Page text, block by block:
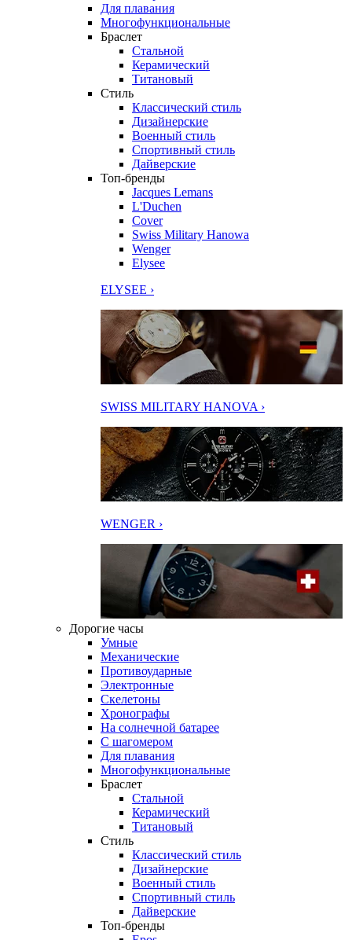
Для плавания
Многофункциональные
Браслет
Стальной
Керамический
Титановый
Стиль
Классический стиль
Дизайнерские
Военный стиль
Спортивный стиль
Дайверские
Топ-бренды
Jacques Lemans
L'Duchen
Cover
Swiss Military Hanowa
Wenger
Elysee
ELYSEE ›
SWISS MILITARY HANOVA ›
WENGER ›
Дорогие часы
Умные
Механические
Противоударные
Электронные
Скелетоны
Хронографы
На солнечной батарее
С шагомером
Для плавания
Многофункциональные
Браслет
Стальной
Керамический
Титановый
Стиль
Классический стиль
Дизайнерские
Военный стиль
Спортивный стиль
Дайверские
Топ-бренды